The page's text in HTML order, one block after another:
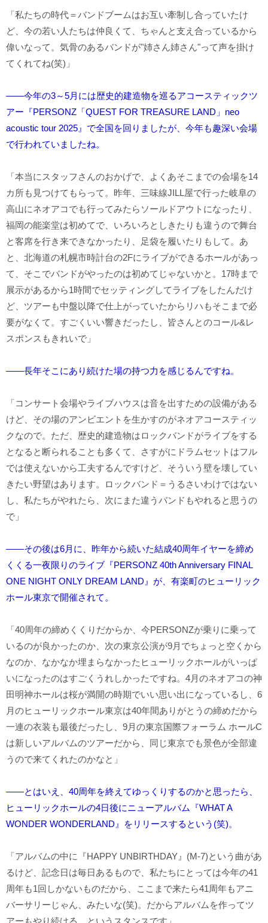
「私たちの時代＝バンドブームはお互い牽制し合っていたけ
ど、今の若い人たちは仲良くて、ちゃんと支え合っているから
偉いなって。気骨のあるバンドが"姉さん姉さん"って声を掛け
てくれてね(笑)」
――今年の3～5月には歴史的建造物を巡るアコースティックツ
アー『PERSONZ「QUEST FOR TREASURE LAND」neo
acoustic tour 2025』で全国を回りましたが、今年も趣深い会場
で行われていましたね。
「本当にスタッフさんのおかげで、よくあそこまでの会場を14
カ所も見つけてもらって。昨年、三味線JILL屋で行った岐阜の
高山にネオアコでも行ってみたらソールドアウトになったり、
福岡の能楽堂は初めてで、いろいろとしきたりも違うので舞台
と客席を行き来できなかったり、足袋を履いたりもして。あ
と、北海道の札幌市時計台の2Fにライブができるホールがあっ
て、そこでバンドがやったのは初めてじゃないかと。17時まで
展示があるから1時間でセッティングしてライブをしたんだけ
ど、ツアーも中盤以降で仕上がっていたからリハもそこまで必
要がなくて。すごくいい響きだったし、皆さんとのコール&レ
スポンスもきれいで」
――長年そこにあり続けた場の持つ力を感じるんですね。
「コンサート会場やライブハウスは音を出すための設備がある
けど、その場のアンビエントを生かすのがネオアコースティッ
クなので。ただ、歴史的建造物はロックバンドがライブをする
となると断られることも多くて、さすがにドラムセットはフル
では使えないから工夫するんですけど、そういう壁を壊してい
きたい野望はあります。ロックバンド＝うるさいわけではない
し、私たちがやれたら、次にまた違うバンドもやれると思うの
で」
――その後は6月に、昨年から続いた結成40周年イヤーを締め
くくる一夜限りのライブ『PERSONZ 40th Anniversary FINAL
ONE NIGHT ONLY DREAM LAND』が、有楽町のヒューリック
ホール東京で開催されて。
「40周年の締めくくりだからか、今PERSONZが乗りに乗って
いるのが良かったのか、次の東京公演が9月でちょっと空くから
なのか、なかなか埋まらなかったヒューリックホールがいっぱ
いになったのはすごくうれしかったですね。4月のネオアコの神
田明神ホールは桜が満開の時期でいい思い出になっているし、6
月のヒューリックホール東京は40年間ありがとうの締めだから
一連の衣装も最後だったし、9月の東京国際フォーラム ホールC
は新しいアルバムのツアーだから、同じ東京でも景色が全部違
うので来てくれたのかなと」
――とはいえ、40周年を終えてゆっくりするのかと思ったら、
ヒューリックホールの4日後にニューアルバム『WHAT A
WONDER WONDERLAND』をリリースするという(笑)。
「アルバムの中に『HAPPY UNBIRTHDAY』(M-7)という曲があ
るけど、記念日は毎日あるもので、私たちにとっては今年の41
周年も1回しかないものだから、ここまで来たら41周年もアニ
バーサリーじゃん、みたいな(笑)。だからアルバムを作ってツ
アーもやり続ける、というスタンスです」